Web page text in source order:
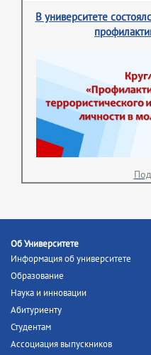
В университете
Об Университете
Информация об университете
Образование
Наука и инновации
Абитуриенту
Студентам
Ассоциация выпускников